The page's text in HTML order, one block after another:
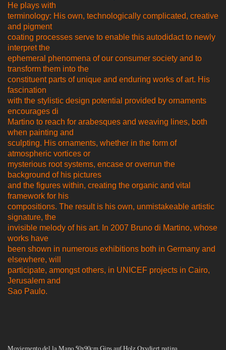
He plays with
terminology: His own, technologically complicated, creative
and pigment
coating processes serve to enable this autodidact to newly
interpret the
ephemeral phenomena of our consumer society and to
transform them into the
constituent parts of unique and enduring works of art. His
fascination
with the stylistic design potential provided by ornaments
encourages di
Martino to reach for arabesques and weaving lines, both
when painting and
sculpting. His ornaments, whether in the form of
atmospheric vortices or
mysterious root systems, encase or overrun the
background of his pictures
and the figures within, creating the organic and vital
framework for his
compositions. The result is his own, unmistakeable artistic
signature, the
invisible melody of his art. In 2007 Bruno di Martino, whose
works have
been shown in numerous exhibitions both in Germany and
elsewhere, will
participate, amongst others, in UNICEF projects in Cairo,
Jerusalem and
Sao Paulo.
Moviemento del la Mano 50x90cm Gips auf Holz Oxydiert patina